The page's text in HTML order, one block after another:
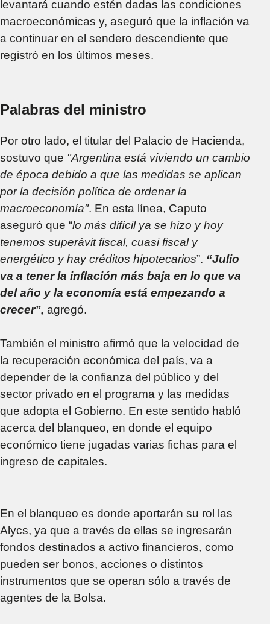
levantará cuando estén dadas las condiciones
macroeconómicas y, aseguró que la inflación va
a continuar en el sendero descendiente que
registró en los últimos meses.
Palabras del ministro
Por otro lado, el titular del Palacio de Hacienda,
sostuvo que "Argentina está viviendo un cambio
de época debido a que las medidas se aplican
por la decisión política de ordenar la
macroeconomía". En esta línea, Caputo
aseguró que “lo más difícil ya se hizo y hoy
tenemos superávit fiscal, cuasi fiscal y
energético y hay créditos hipotecarios”. “Julio
va a tener la inflación más baja en lo que va
del año y la economía está empezando a
crecer”, agregó.
También el ministro afirmó que la velocidad de
la recuperación económica del país, va a
depender de la confianza del público y del
sector privado en el programa y las medidas
que adopta el Gobierno. En este sentido habló
acerca del blanqueo, en donde el equipo
económico tiene jugadas varias fichas para el
ingreso de capitales.
En el blanqueo es donde aportarán su rol las
Alycs, ya que a través de ellas se ingresarán
fondos destinados a activo financieros, como
pueden ser bonos, acciones o distintos
instrumentos que se operan sólo a través de
agentes de la Bolsa.